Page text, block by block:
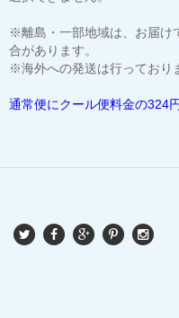
※離島・一部地域は、お届け
合があります。
※海外への発送は行っており
通常便にクール便料金の324